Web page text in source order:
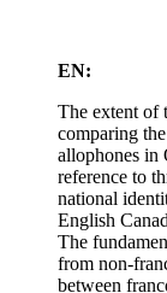
EN:
The extent of
comparing
allophones in
reference to
national
English
The
from non-
between